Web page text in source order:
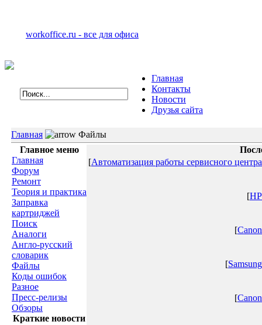
workoffice.ru - все для офиса
Главная
Контакты
Новости
Друзья сайта
Главная
Файлы
Главное меню
Главная
Форум
Ремонт
Теория и практика
Заправка
картриджей
Поиск
Аналоги
Англо-русский
словарик
Файлы
Коды ошибок
Разное
Пресс-релизы
Обзоры
Краткие новости
[Автоматизация работы сервисного центра
[HP
[Canon
[Samsung
[Canon